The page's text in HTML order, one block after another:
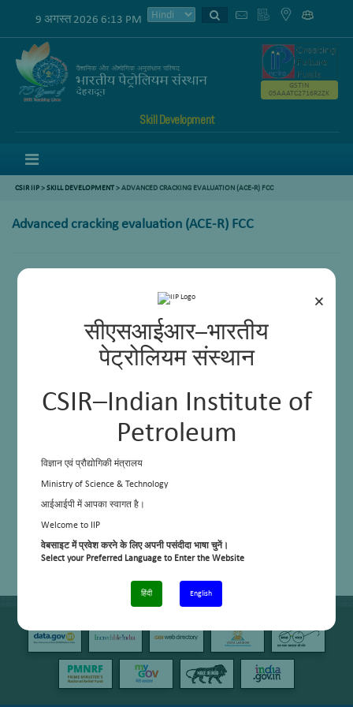
×
सीएसआईआर–भारतीय
पेट्रोलियम संस्थान
CSIR–Indian Institute of
Petroleum
विज्ञान एवं प्रौद्योगिकी मंत्रालय
Ministry of Science & Technology
आईआईपी में आपका स्वागत है।
Welcome to IIP
वेबसाइट में प्रवेश करने के लिए अपनी पसंदीदा भाषा चुनें।
Select your Preferred Language to Enter the Website
हिंदी English
9 अगस्त 2026 6:13 PM
Skill Development
GSTIN
05AAATC2716R2ZK
CSIR IIP>SKILL DEVELOPMENT> ADVANCED CRACKING EVALUATION (ACE-R) FCC
Advanced cracking evaluation (ACE-R) FCC